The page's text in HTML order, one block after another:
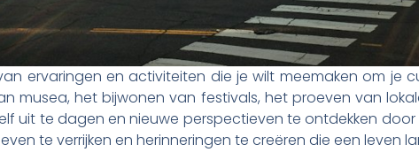
ervaringen en activiteiten die je wilt meemaken om je
musea, het bijwonen van festivals, het proeven van
uit te dagen en nieuwe perspectieven te ontdekken
te verrijken en herinneringen te creëren die een leven